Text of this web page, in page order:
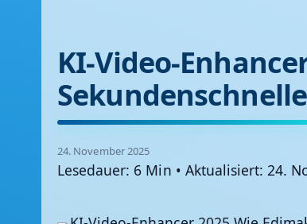
KI-Video-
24. November 2025
Lesedauer: 6 Min • Aktualisiert: 24.